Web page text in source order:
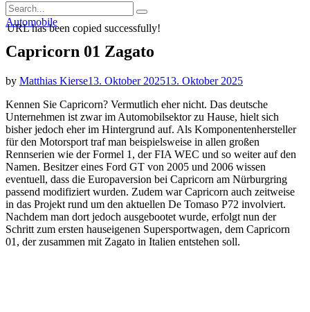
Einstellungen
Search
for:
Search
Categories
Automobile
Capricorn 01 Zagato
by Matthias Kierse13. Oktober 202513. Oktober 2025
Kennen Sie Capricorn? Vermutlich eher nicht. Das deutsche
Unternehmen ist zwar im Automobilsektor zu Hause, hielt sich
bisher jedoch eher im Hintergrund auf. Als Komponentenhersteller
für den Motorsport traf man beispielsweise in allen großen
Rennserien wie der Formel 1, der FIA WEC und so weiter auf den
Namen. Besitzer eines Ford GT von 2005 und 2006 wissen
eventuell, dass die Europaversion bei Capricorn am Nürburgring
passend modifiziert wurden. Zudem war Capricorn auch zeitweise
in das Projekt rund um den aktuellen De Tomaso P72 involviert.
Nachdem man dort jedoch ausgebootet wurde, erfolgt nun der
Schritt zum ersten hauseigenen Supersportwagen, dem Capricorn
01, der zusammen mit Zagato in Italien entstehen soll.
URL has been copied successfully!